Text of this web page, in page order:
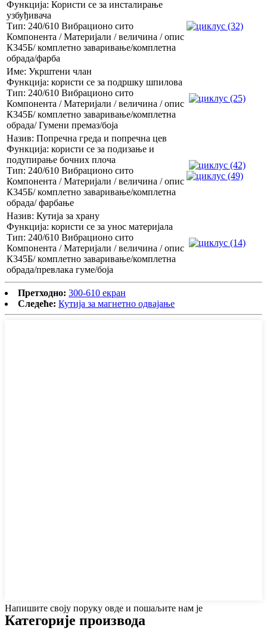
Функција: Користи се за инсталирање
узбуђивача
Тип: 240/610 Вибрационо сито
Компонента / Материјали / величина / опис
К345Б/ комплетно заваривање/комплетна
обрада/фарба
Име: Укрштени члан
Функција: користи се за подршку шпилова
Тип: 240/610 Вибрационо сито
Компонента / Материјали / величина / опис
К345Б/ комплетно заваривање/комплетна
обрада/ Гумени премаз/боја
Назив: Попречна греда и попречна цев
Функција: користи се за подизање и
подупирање бочних плоча
Тип: 240/610 Вибрационо сито
Компонента / Материјали / величина / опис
К345Б/ комплетно заваривање/комплетна
обрада/ фарбање
Назив: Кутија за храну
Функција: користи се за унос материјала
Тип: 240/610 Вибрационо сито
Компонента / Материјали / величина / опис
К345Б/ комплетно заваривање/комплетна
обрада/превлака гуме/боја
Претходно: 300-610 екран
Следеће: Кутија за магнетно одвајање
Напишите своју поруку овде и пошаљите нам је
Категорије производа